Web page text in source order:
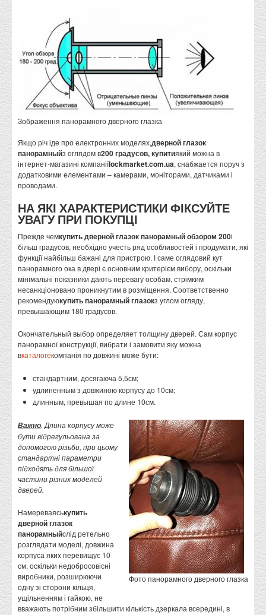
Зображення панорамного дверного глазка
Якщо річ іде про електронних моделях,дверной глазок
панорамныйз оглядом в200 градусов,купитиякий можна в
інтернет-магазині компаніїlockmarket.com.ua, снабжается поруч з
додатковими елементами – камерами, моніторами, датчиками і
проводами.
НА ЯКІ ХАРАКТЕРИСТИКИ ФІКСУЙТЕ
УВАГУ ПРИ ПОКУПЦІ
Прежде чемкупить дверной глазок панорамный обзором 200і
більш градусов, необхідно учесть ряд особливостей і продумати, які
функції найбільш бажані для пристрою. І саме оглядовий кут
панорамного ока в двері є основним критерієм вибору, оскільки
мінімальні показники дають перевагу особам, стрімким
несанкціоновано проникнутим в розміщення. Соответственно
рекомендуюкупить панорамный глазокз углом огляду,
превышающим 180 градусов.
Окончательный выбор определяет толщину дверей. Сам корпус
панорамної конструкції, вибрати і замовити яку можна
вкаталогекомпанія по довжині може бути:
стандартним, досягаюча 5,5см;
удлиненным з довжиною корпусу до 10см;
длинным, превышая по длине 10см.
Фото панорамного дверного глазка
Важно. Длина корпусу може
бути відрегульована за
допомогою різьби, при цьому
стандартні параметри
підходять для більшої
частини різних моделей
дверей.
Намереваяськупить
дверной глазок
панорамныйслід ретельно
розглядати моделі, довжина
корпуса яких перевищує 10
см, оскільки недобросовісні
виробники, розширюючи
одну зі сторони кільця,
ущільненням і гайкою, не
вважають потрібним збільшити кількість дзеркала всередині, в